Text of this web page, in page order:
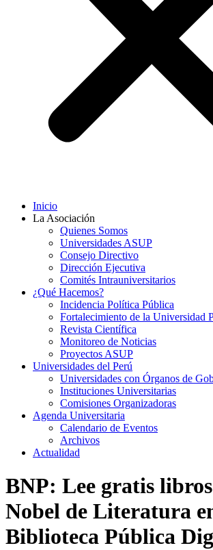
Inicio
La Asociación
Quienes Somos
Universidades ASUP
Consejo Directivo
Dirección Ejecutiva
Comités Intrauniversitarios
¿Qué Hacemos?
Incidencia Política Pública
Fortalecimiento de la Universidad
Revista Científica
Monitoreo de Noticias
Proyectos ASUP
Universidades del Perú
Universidades con Órganos de
Instituciones Universitarias
Comisiones Organizadoras
Agenda Universitaria
Calendario de Eventos
Archivos
Actualidad
BNP: Lee gratis
Nobel de Literatura
Biblioteca Pública